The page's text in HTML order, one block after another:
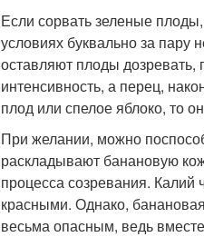
Если сорвать зеленые
условиях буквально за пару
оставляют плоды дозревать,
интенсивность, а перец,
плод или спелое яблоко, то
При желании, можно
раскладывают банановую
процесса созревания. Калий
красными. Однако,
весьма опасным, ведь